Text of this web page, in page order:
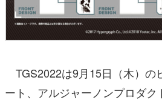
TGS2022は9月15日（木）の
ート、アルジャーノンプロダ